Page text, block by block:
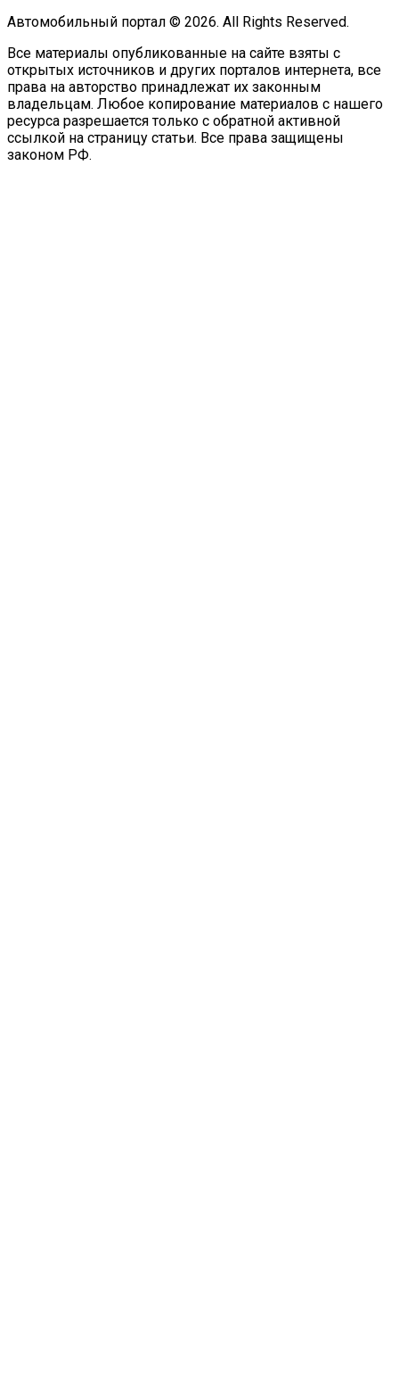
Автомобильный портал © 2026. All Rights Reserved.
Все материалы опубликованные на сайте взяты с
открытых источников и других порталов интернета, все
права на авторство принадлежат их законным
владельцам. Любое копирование материалов с нашего
ресурса разрешается только с обратной активной
ссылкой на страницу статьи. Все права защищены
законом РФ.